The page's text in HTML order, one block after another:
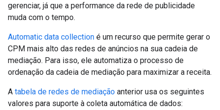
gerenciar, já que a performance da rede de publicidade
muda com o tempo.
Automatic data collection é um recurso que permite gerar o
CPM mais alto das redes de anúncios na sua cadeia de
mediação. Para isso, ele automatiza o processo de
ordenação da cadeia de mediação para maximizar a receita.
A tabela de redes de mediação anterior usa os seguintes
valores para suporte à coleta automática de dados: